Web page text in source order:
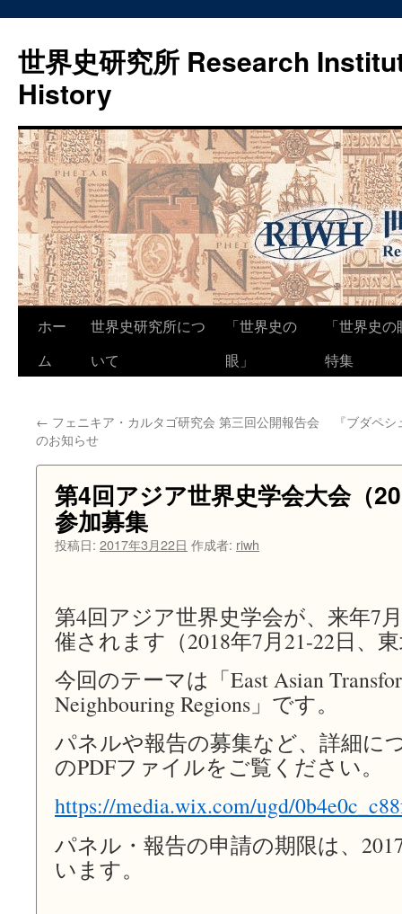
世界史研究所 Research
History
ン
ツ
ホー
ム
世界史研究所につ
いて
「世界史の
眼」
「世界史
特集
← フェニキア・カルタゴ研究会 第三回公開報告会
のお知らせ
『ブダペ
第4回アジア世界史学会大会（
参加募集
投稿日: 2017年3月22日 作成者: riwh
第4回アジア世界史学会が、来年7
催されます（2018年7月21-22日、
今回のテーマは「East Asian
Neighbouring Regions」です。
パネルや報告の募集など、詳細に
のPDFファイルをご覧ください。
https://media.wix.com/ugd/
パネル・報告の申請の期限は、
います。